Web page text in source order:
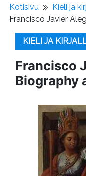
Kotisivu
Kieli ja
Francisco Javier
KIELI JA
Francisco
Biography